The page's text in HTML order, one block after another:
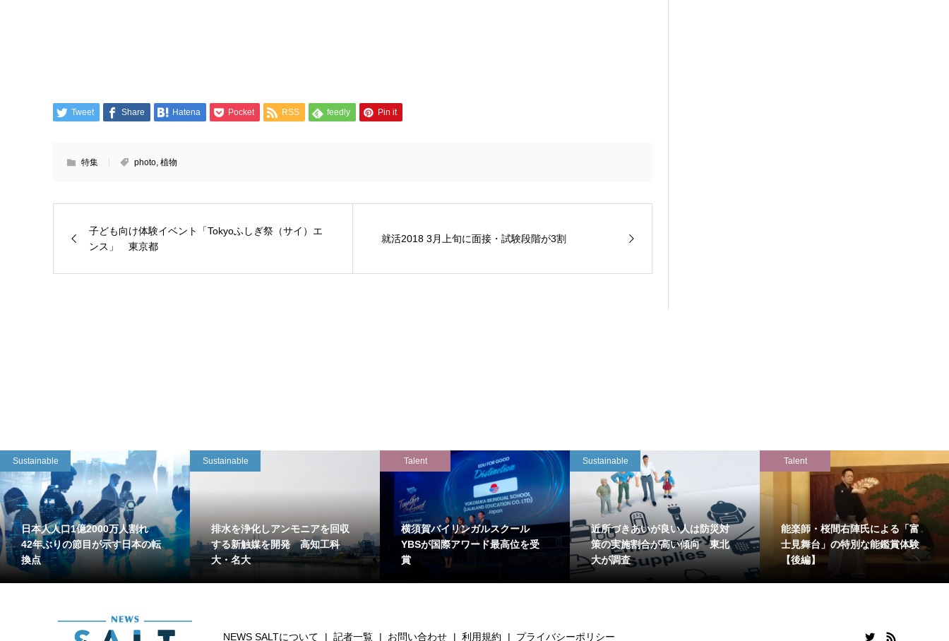
Tweet Share Hatena Pocket RSS feedly Pin it
特集 photo, 植物
子ども向け体験イベント「Tokyoふしぎ祭（サイ）エ
ンス」 東京都
就活2018 3月上旬に面接・試験段階が3割
Sustainable
日本人人口1億2000万人割れ
42年ぶりの節目が示す日本の転
換点
Sustainable
排水を浄化しアンモニアを回収
する新触媒を開発 高知工科
大・名大
Talent
横須賀バイリンガルスクール
YBSが国際アワード最高位を受
賞
Sustainable
近所づきあいが良い人は防災対
策の実施割合が高い傾向 東北
大が調査
Talent
能楽師・桜間右陣氏による「富
士見舞台」の特別な能鑑賞体験
【後編】
NEWS SALTについて 記者一覧 お問い合わせ 利用規約 プライバシーポリシー